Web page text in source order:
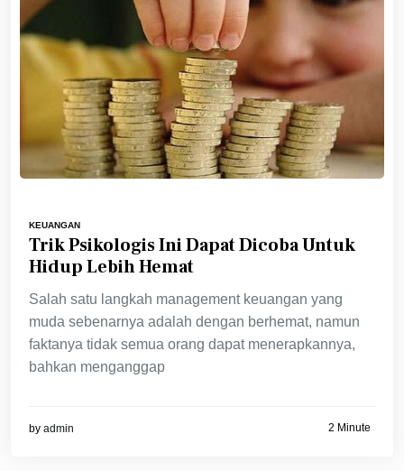
KEUANGAN
Trik Psikologis Ini Dapat Dicoba Untuk
Hidup Lebih Hemat
Salah satu langkah management keuangan yang
muda sebenarnya adalah dengan berhemat, namun
faktanya tidak semua orang dapat menerapkannya,
bahkan menganggap
by admin 2 Minute